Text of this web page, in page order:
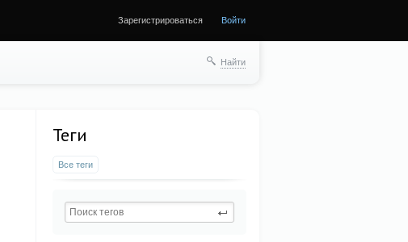
Зарегистрироваться Войти
Найти
Теги
Все теги